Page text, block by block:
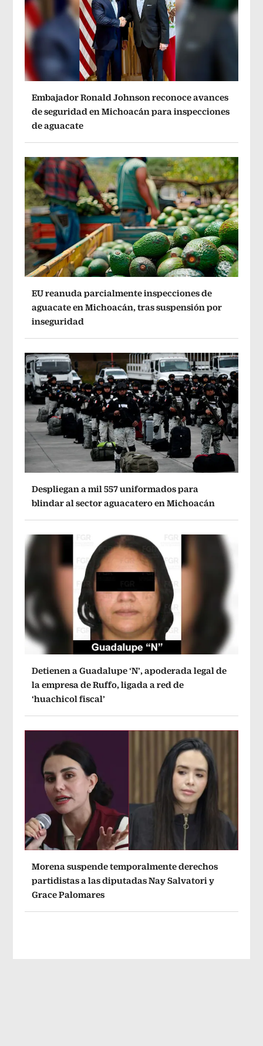
Embajador Ronald Johnson reconoce avances
de seguridad en Michoacán para inspecciones
de aguacate
EU reanuda parcialmente inspecciones de
aguacate en Michoacán, tras suspensión por
inseguridad
Despliegan a mil 557 uniformados para
blindar al sector aguacatero en Michoacán
Detienen a Guadalupe ‘N’, apoderada legal de
la empresa de Ruffo, ligada a red de
‘huachicol fiscal’
Morena suspende temporalmente derechos
partidistas a las diputadas Nay Salvatori y
Grace Palomares